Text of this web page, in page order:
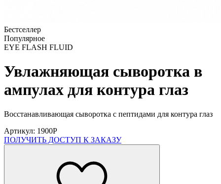
Бестселлер
Популярное
EYE FLASH FLUID
Увлажняющая сыворотка в
ампулах для контура глаз
Восстанавливающая сыворотка с пептидами для контура глаз
Артикул: 1900P
ПОЛУЧИТЬ ДОСТУП К ЗАКАЗУ